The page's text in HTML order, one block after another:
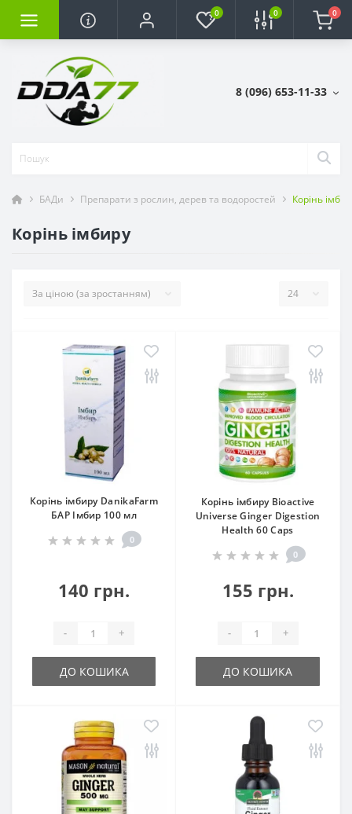
0 0 0
8 (096) 653-11-33
БАДи Препарати з рослин, дерев та водоростей Корінь
Корінь імбиру
Корінь імбиру DanikaFarm
БАР Імбир 100 мл
0
140 грн.
- +
ДО КОШИКА
Корінь імбиру Bioactive
Universe Ginger Digestion
Health 60 Caps
0
155 грн.
- +
ДО КОШИКА